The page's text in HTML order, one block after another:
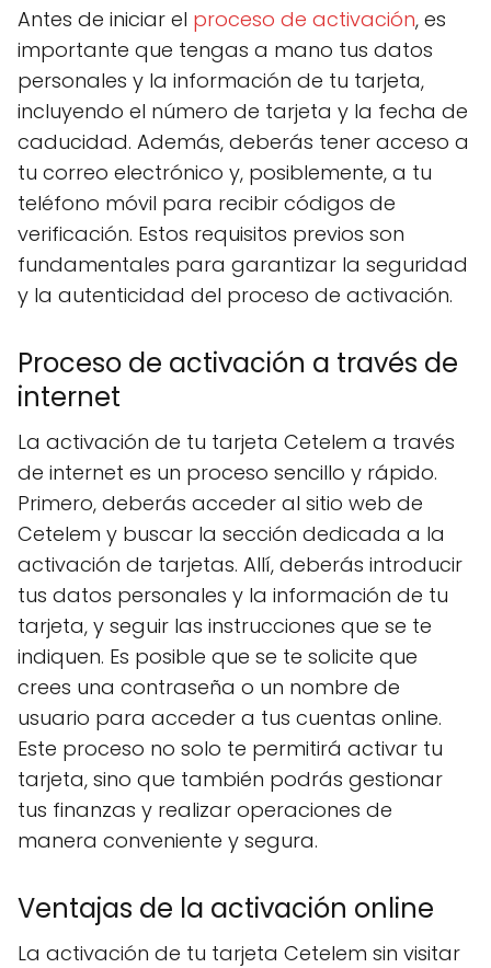
Antes de iniciar el proceso de activación, es
importante que tengas a mano tus datos
personales y la información de tu tarjeta,
incluyendo el número de tarjeta y la fecha de
caducidad. Además, deberás tener acceso a
tu correo electrónico y, posiblemente, a tu
teléfono móvil para recibir códigos de
verificación. Estos requisitos previos son
fundamentales para garantizar la seguridad
y la autenticidad del proceso de activación.
Proceso de activación a través de
internet
La activación de tu tarjeta Cetelem a través
de internet es un proceso sencillo y rápido.
Primero, deberás acceder al sitio web de
Cetelem y buscar la sección dedicada a la
activación de tarjetas. Allí, deberás introducir
tus datos personales y la información de tu
tarjeta, y seguir las instrucciones que se te
indiquen. Es posible que se te solicite que
crees una contraseña o un nombre de
usuario para acceder a tus cuentas online.
Este proceso no solo te permitirá activar tu
tarjeta, sino que también podrás gestionar
tus finanzas y realizar operaciones de
manera conveniente y segura.
Ventajas de la activación online
La activación de tu tarjeta Cetelem sin visitar